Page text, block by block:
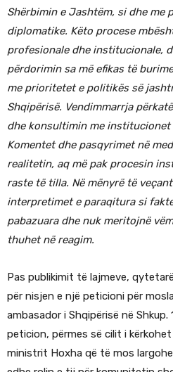
Shërbimin e Jashtëm, si dhe me
diplomatike. Këto procese
profesionale dhe institucionale,
përdorimin sa më efikas të
me prioritetet e politikës së
Shqipërisë. Vendimmarrja
dhe konsultimin me institucionet
Komentet dhe pasqyrimet në
realitetin, aq më pak procesin
raste të tilla. Në mënyrë të
interpretimet e paraqitura si
pabazuara dhe nuk meritojnë
thuhet në reagim.
Pas publikimit të lajmeve,
për nisjen e një peticioni për
ambasador i Shqipërisë në
peticion, përmes së cilit i
ministrit Hoxha që të mos